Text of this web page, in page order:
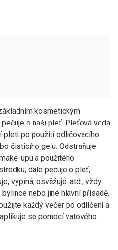
kosmetickým
o naši pleť. Pleťová voda
pleti po použití odličovacího
čisticího gelu. Odstraňuje
upu a použitého
dále pečuje o pleť,
vypíná, osvěžuje, atd., vždy
nebo jiné hlavní přísadě.
každý večer po odlíčení a
se pomocí vatového